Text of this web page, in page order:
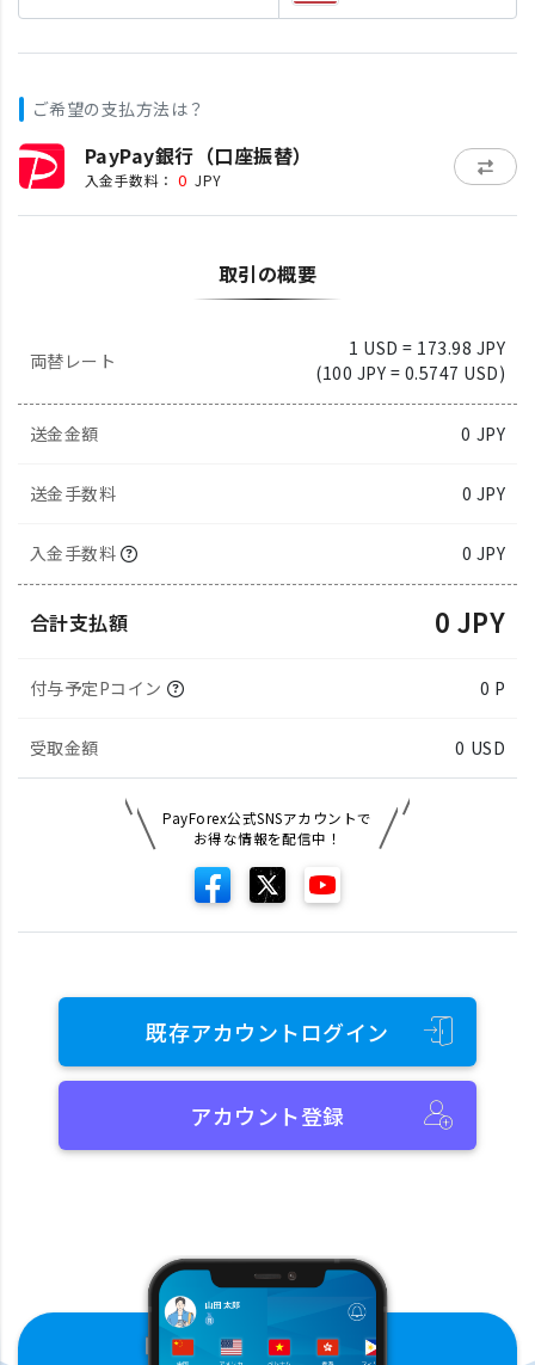
ご希望の支払方法は？
PayPay銀行（口座振替）
入金手数料： 0 JPY
取引の概要
両替レート
1 USD = 173.98 JPY
(100 JPY = 0.5747 USD)
送金金額 0 JPY
送金手数料 0 JPY
入金手数料 0 JPY
合計支払額 0 JPY
付与予定Pコイン 0 P
受取金額 0 USD
PayForex公式SNSアカウントで
お得な情報を配信中！
既存アカウントログイン
アカウント登録